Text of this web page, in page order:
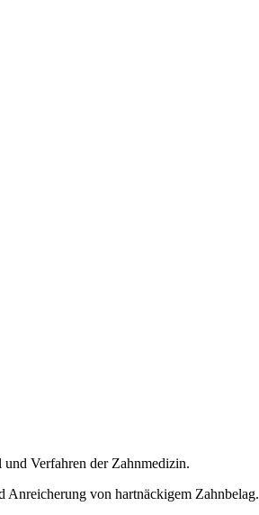
Verfahren der Zahnmedizin.
von hartnäckigem Zahnbelag.